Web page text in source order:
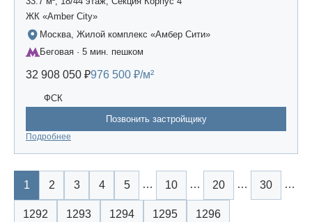
ЖК «Amber Сity»
Москва, Жилой комплекс «Амбер Сити»
Беговая · 5 мин. пешком
32 908 050 ₽976 500 ₽/м²
ФСК
Позвонить застройщику
Подробнее
1 2 3 4 5 … 10 … 20 … 30 …
1292 1293 1294 1295 1296